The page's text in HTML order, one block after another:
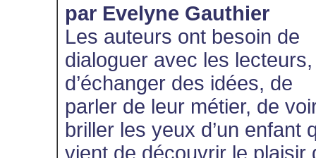
par Evelyne Gauthier
Les auteurs ont besoin de
dialoguer avec les lecteurs,
d’échanger des idées, de
parler de leur métier, de
briller les yeux d’un enfant
vient de découvrir le plaisir